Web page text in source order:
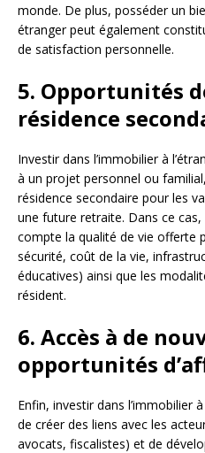
monde. De plus, posséder un
étranger peut également
de satisfaction personnelle.
5. Opportunités
résidence
Investir dans l’immobilier à
à un projet personnel ou
résidence secondaire pour les
une future retraite. Dans ce
compte la qualité de vie offerte
sécurité, coût de la vie,
éducatives) ainsi que les
résident.
6. Accès à de
opportunités
Enfin, investir dans l’immobilier
de créer des liens avec les
avocats, fiscalistes) et de